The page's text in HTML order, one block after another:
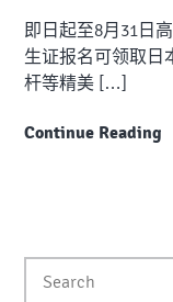
即日起至8月31日
生证报名可领取日
杆等精美 […]
Continue Reading